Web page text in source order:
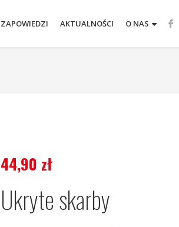
ZAPOWIEDZI AKTUALNOŚCI O NAS
44,90 zł
Ukryte skarby